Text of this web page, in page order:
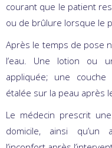
courant que le patient
ou de brûlure lorsque le
Après le temps de pose
l’eau. Une lotion ou
appliquée; une
étalée sur la peau après
Le médecin prescrit
domicile, ainsi qu’un